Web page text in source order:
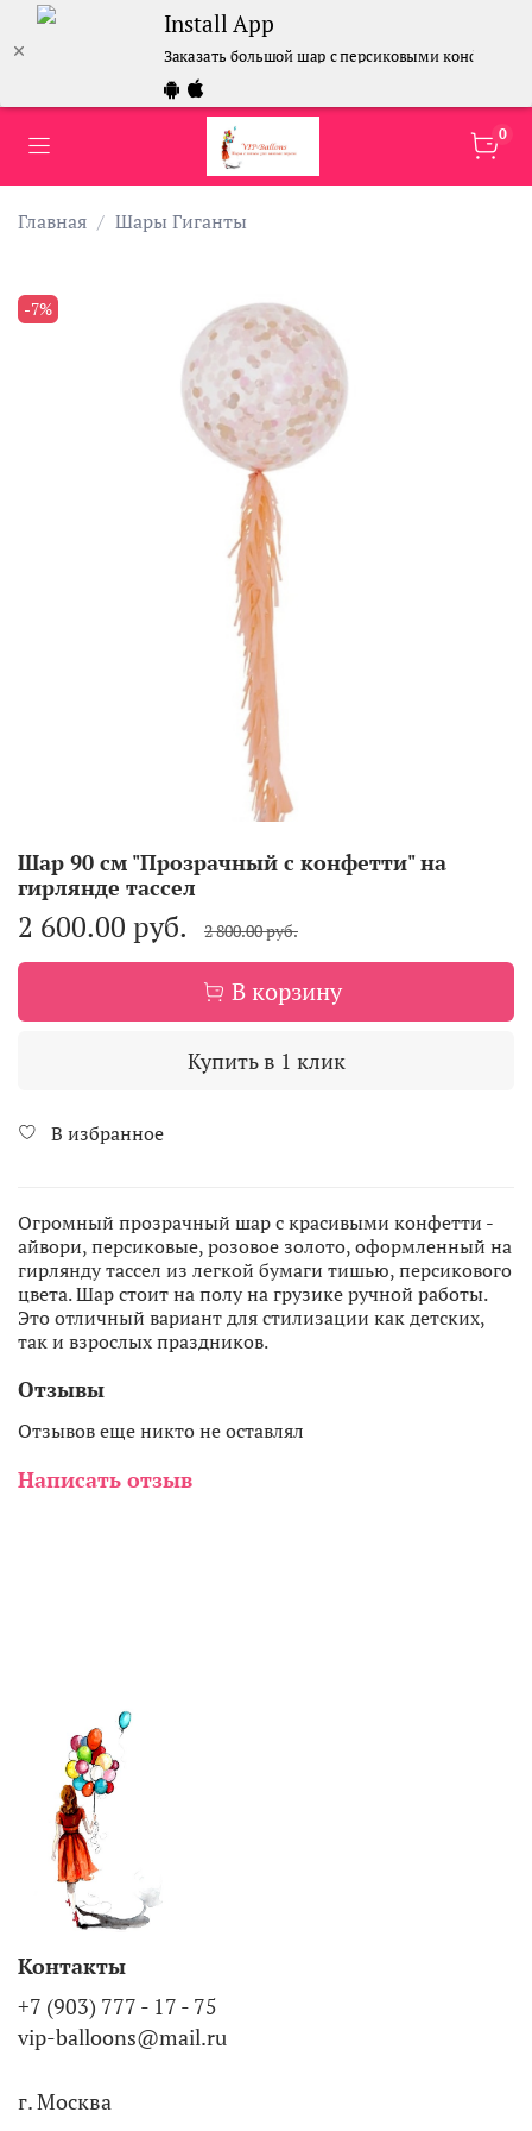
Install App
Заказать большой шар с персиковыми конфетти
0
Главная Шары Гиганты
-7%
Шар 90 см "Прозрачный с конфетти" на
гирлянде тассел
2 600.00 руб. 2 800.00 руб.
В корзину
Купить в 1 клик
В избранное
Огромный прозрачный шар с красивыми конфетти -
айвори, персиковые, розовое золото, оформленный на
гирлянду тассел из легкой бумаги тишью, персикового
цвета. Шар стоит на полу на грузике ручной работы.
Это отличный вариант для стилизации как детских,
так и взрослых праздников.
Отзывы
Отзывов еще никто не оставлял
Написать отзыв
Контакты
+7 (903) 777 - 17 - 75
vip-balloons@mail.ru
г. Москва